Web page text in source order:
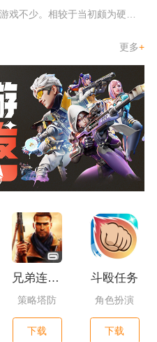
更多+
兄弟连3：战争之子
策略塔防
下载
斗殴任务
角色扮演
下载